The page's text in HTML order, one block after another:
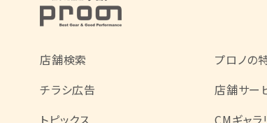
店舗検索
チラシ広告
トピックス
プロノの
店舗サー
CMギャラ